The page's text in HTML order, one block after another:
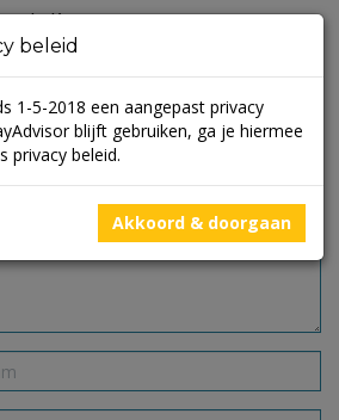
gepubliceerd. Vereiste velden zijn
beleid
1-5-2018 een aangepast privacy
blijft gebruiken, ga je hiermee
privacy beleid.
Akkoord & doorgaan